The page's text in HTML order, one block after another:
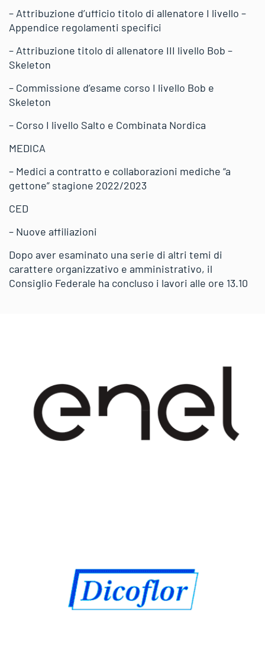
– Attribuzione d’ufficio titolo di allenatore I livello –
Appendice regolamenti specifici
– Attribuzione titolo di allenatore III livello Bob –
Skeleton
– Commissione d’esame corso I livello Bob e
Skeleton
– Corso I livello Salto e Combinata Nordica
MEDICA
– Medici a contratto e collaborazioni mediche “a
gettone” stagione 2022/2023
CED
– Nuove affiliazioni
Dopo aver esaminato una serie di altri temi di
carattere organizzativo e amministrativo, il
Consiglio Federale ha concluso i lavori alle ore 13.10